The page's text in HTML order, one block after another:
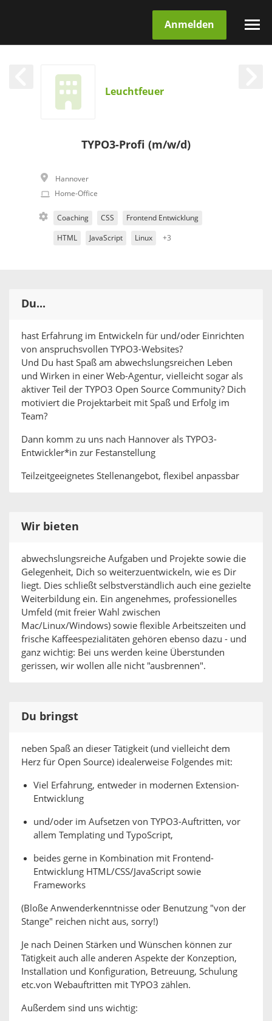
Anmelden
Leuchtfeuer
TYPO3-Profi (m/w/d)
Hannover
Home-Office
Coaching CSS Frontend Entwicklung
HTML JavaScript Linux +3
Du...
hast Erfahrung im Entwickeln für und/oder Einrichten
von anspruchsvollen TYPO3-Websites?
Und Du hast Spaß am abwechslungsreichen Leben
und Wirken in einer Web-Agentur, vielleicht sogar als
aktiver Teil der TYPO3 Open Source Community? Dich
motiviert die Projektarbeit mit Spaß und Erfolg im
Team?
Dann komm zu uns nach Hannover als TYPO3-
Entwickler*in zur Festanstellung
Teilzeitgeeignetes Stellenangebot, flexibel anpassbar
Wir bieten
abwechslungsreiche Aufgaben und Projekte sowie die
Gelegenheit, Dich so weiterzuentwickeln, wie es Dir
liegt. Dies schließt selbstverständlich auch eine gezielte
Weiterbildung ein. Ein angenehmes, professionelles
Umfeld (mit freier Wahl zwischen
Mac/Linux/Windows) sowie flexible Arbeitszeiten und
frische Kaffeespezialitäten gehören ebenso dazu - und
ganz wichtig: Bei uns werden keine Überstunden
gerissen, wir wollen alle nicht "ausbrennen".
Du bringst
neben Spaß an dieser Tätigkeit (und vielleicht dem
Herz für Open Source) idealerweise Folgendes mit:
Viel Erfahrung, entweder in modernen Extension-
Entwicklung
und/oder im Aufsetzen von TYPO3-Auftritten, vor
allem Templating und TypoScript,
beides gerne in Kombination mit Frontend-
Entwicklung HTML/CSS/JavaScript sowie
Frameworks
(Bloße Anwenderkenntnisse oder Benutzung "von der
Stange" reichen nicht aus, sorry!)
Je nach Deinen Stärken und Wünschen können zur
Tätigkeit auch alle anderen Aspekte der Konzeption,
Installation und Konfiguration, Betreuung, Schulung
etc.von Webauftritten mit TYPO3 zählen.
Außerdem sind uns wichtig: